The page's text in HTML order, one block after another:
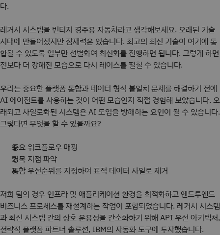
다.
레거시 시스템을 빈티지 경주용 자동차라고 생각해보세요. 오래된 기술
시대에 만들어졌지만 잠재력은 있습니다. 최고의 최신 기술이 여기에 통
합될 수 있도록 일부만 선별화여 최신화를 진행하면 됩니다. 그렇게 하면
전보다 더 강해진 모습으로 다시 레이스를 펼칠 수 있습니다.
우리는 중요한 플랫폼 통합과 데이터 형식 불일치 문제를 해결하기 전에
AI 에이전트를 사용하는 것이 어떤 모습인지 직접 경험해 보았습니다. 오
래되고 사일로화된 시스템은 AI 도입을 방해하는 요인이 될 수 있습니다.
그렇다면 무엇을 할 수 있을까요?
중요 워크플로우 매핑
병목 지점 파악
통합 우선순위를 지정하여 표적 데이터 사일로 제거
저희 팀의 경우 인프라 및 애플리케이션 환경을 최적화하고 엔드투엔드
비즈니스 프로세스를 재설계하는 작업이 포함되었습니다. 레거시 시스템
과 최신 시스템 간의 상호 운용성을 간소화하기 위해 API 우선 아키텍처,
전략적 플랫폼 파트너 솔루션, IBM의 자동화 도구에 투자했습니다.